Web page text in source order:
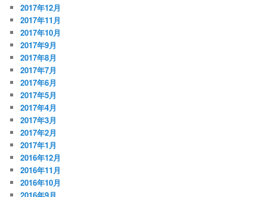
2017年12月
2017年11月
2017年10月
2017年9月
2017年8月
2017年7月
2017年6月
2017年5月
2017年4月
2017年3月
2017年2月
2017年1月
2016年12月
2016年11月
2016年10月